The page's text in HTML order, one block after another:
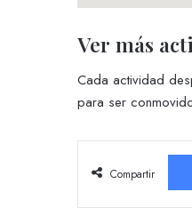
Ver más
Cada actividad
para ser
Compartir